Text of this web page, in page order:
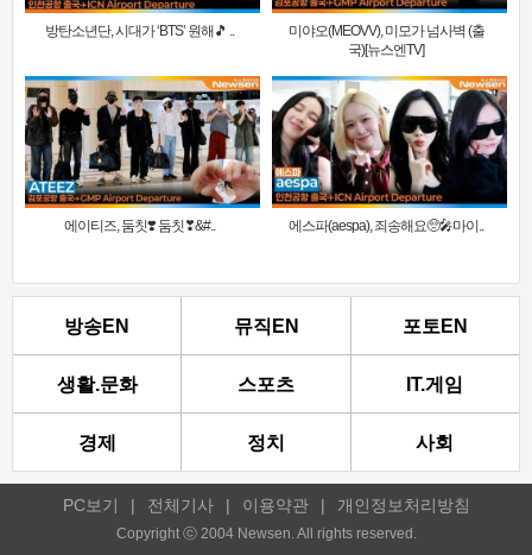
방탄소년단, 시대가 ‘BTS’ 원해🎵 ..
미야오(MEOVV), 미모가 넘사벽 (출
국)[뉴스엔TV]
에이티즈, 둠칫❣️ 둠칫❣&#.. 에스파(aespa), 죄송해요🥺🎤마이..
방송EN 뮤직EN 포토EN
생활.문화 스포츠 IT.게임
경제 정치 사회
PC보기 | 전체기사 | 이용약관 | 개인정보처리방침
Copyright ⓒ 2004 Newsen. All rights reserved.